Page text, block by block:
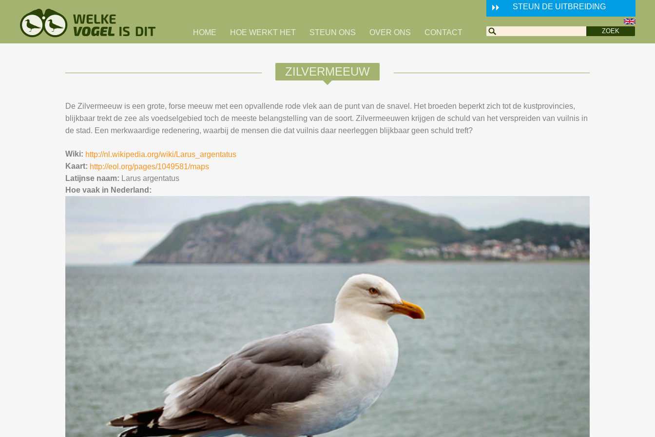
STEUN DE UITBREIDING
HOME HOE WERKT HET STEUN ONS OVER ONS CONTACT
ZILVERMEEUW
De Zilvermeeuw is een grote, forse meeuw met een opvallende rode vlek aan de punt van de snavel. Het broeden beperkt zich tot de kustprovincies,
blijkbaar trekt de zee als voedselgebied toch de meeste belangstelling van de soort. Zilvermeeuwen krijgen de schuld van het verspreiden van vuilnis in
de stad. Een merkwaardige redenering, waarbij de mensen die dat vuilnis daar neerleggen blijkbaar geen schuld treft?
Wiki: http://nl.wikipedia.org/wiki/Larus_argentatus
Kaart: http://eol.org/pages/1049581/maps
Latijnse naam: Larus argentatus
Hoe vaak in Nederland: